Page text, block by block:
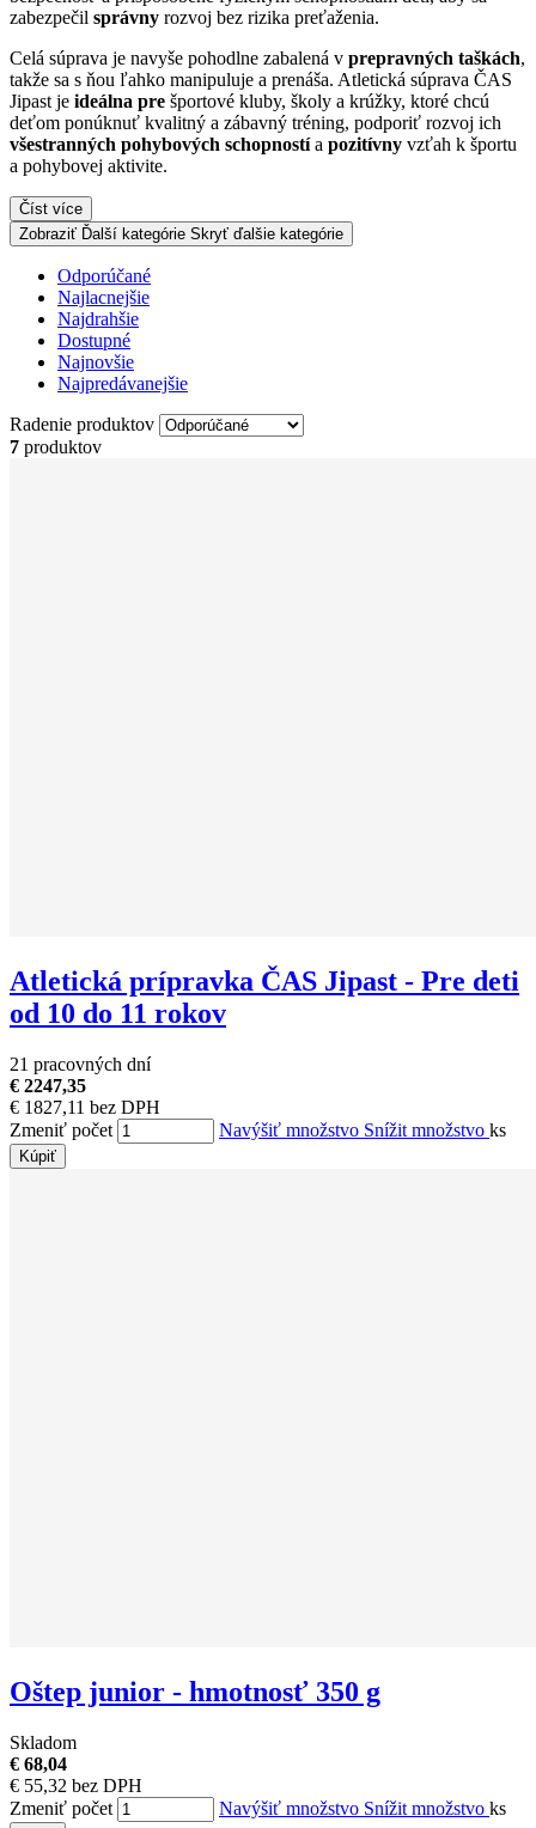
zabezpečil správny rozvoj bez rizika preťaženia.
Celá súprava je navyše pohodlne zabalená v prepravných taškách,
takže sa s ňou ľahko manipuluje a prenáša. Atletická súprava ČAS
Jipast je ideálna pre športové kluby, školy a krúžky, ktoré chcú
deťom ponúknuť kvalitný a zábavný tréning, podporiť rozvoj ich
všestranných pohybových schopnostía pozitívny vzťah k športu
a pohybovej aktivite.
Číst více
Zobraziť Ďalší kategórie Skryť ďalšie kategórie
Odporúčané
Najlacnejšie
Najdrahšie
Dostupné
Najnovšie
Najpredávanejšie
Radenie produktov
7 produktov
Atletická prípravka ČAS Jipast - Pre deti
od 10 do 11 rokov
21 pracovných dní
€ 2247,35
€ 1827,11 bez DPH
Zmeniť počet
Navýšiť množstvo Snížit množstvo ks
Kúpiť
Oštep junior - hmotnosť 350 g
Skladom
€ 68,04
€ 55,32 bez DPH
Zmeniť počet
Navýšiť množstvo Snížit množstvo ks